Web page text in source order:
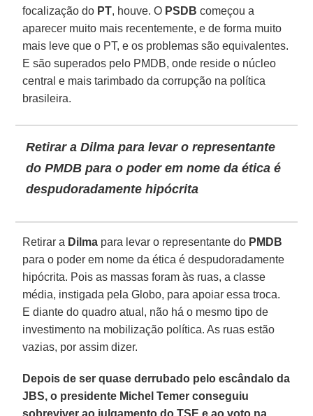
focalização do PT, houve. O PSDB começou a
aparecer muito mais recentemente, e de forma muito
mais leve que o PT, e os problemas são equivalentes.
E são superados pelo PMDB, onde reside o núcleo
central e mais tarimbado da corrupção na política
brasileira.
Retirar a Dilma para levar o representante
do PMDB para o poder em nome da ética é
despudoradamente hipócrita
Retirar a Dilma para levar o representante do PMDB
para o poder em nome da ética é despudoradamente
hipócrita. Pois as massas foram às ruas, a classe
média, instigada pela Globo, para apoiar essa troca.
E diante do quadro atual, não há o mesmo tipo de
investimento na mobilização política. As ruas estão
vazias, por assim dizer.
Depois de ser quase derrubado pelo escândalo da
JBS, o presidente Michel Temer conseguiu
sobreviver ao julgamento do TSE e ao voto na